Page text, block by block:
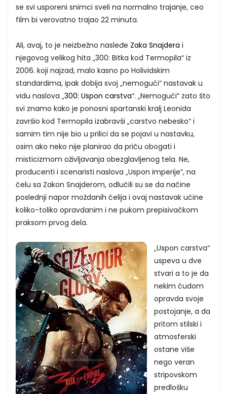
se svi usporeni snimci sveli na normalno trajanje, ceo
film bi verovatno trajao 22 minuta.
Ali, avaj, to je neizbežno nasleđe Zaka Snajdera i
njegovog velikog hita „300: Bitka kod Termopila“ iz
2006. koji najzad, malo kasno po Holividskim
standardima, ipak dobija svoj „nemogući“ nastavak u
vidu naslova „300: Uspon carstva“. „Nemogući“ zato što
svi znamo kako je ponosni spartanski kralj Leonida
završio kod Termopila izabravši „carstvo nebesko“ i
samim tim nije bio u prilici da se pojavi u nastavku,
osim ako neko nije planirao da priču obogati i
misticizmom oživljavanja obezglavljenog tela. Ne,
producenti i scenaristi naslova „Uspon imperije“, na
čelu sa Zakon Snajderom, odlučili su se da načine
poslednji napor moždanih ćelija i ovaj nastavak učine
koliko-toliko opravdanim i ne pukom prepisivačkom
praksom prvog dela.
„Uspon carstva“
uspeva u dve
stvari a to je da
nekim čudom
opravda svoje
postojanje, a da
pritom stilski i
atmosferski
ostane više
nego veran
stripovskom
predlošku